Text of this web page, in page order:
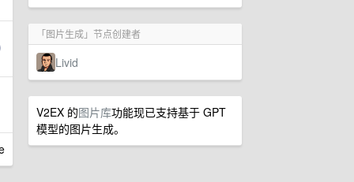
「图片生成」节点创建者
Livid
V2EX 的图片库功能现已支持基于 GPT
模型的图片生成。